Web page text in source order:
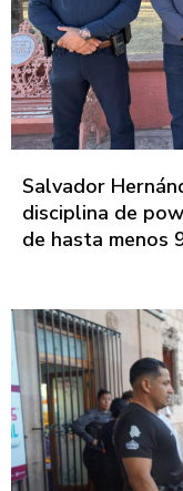
Salvador
disciplina de
de hasta menos